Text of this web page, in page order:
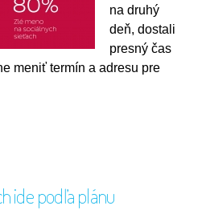
na druhý
deň, dostali
presný čas
meniť termín a adresu pre
ide podľa plánu